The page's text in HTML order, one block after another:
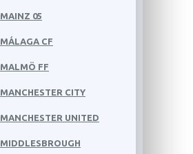
MAINZ 05
MÁLAGA CF
MALMÖ FF
MANCHESTER CITY
MANCHESTER UNITED
MIDDLESBROUGH